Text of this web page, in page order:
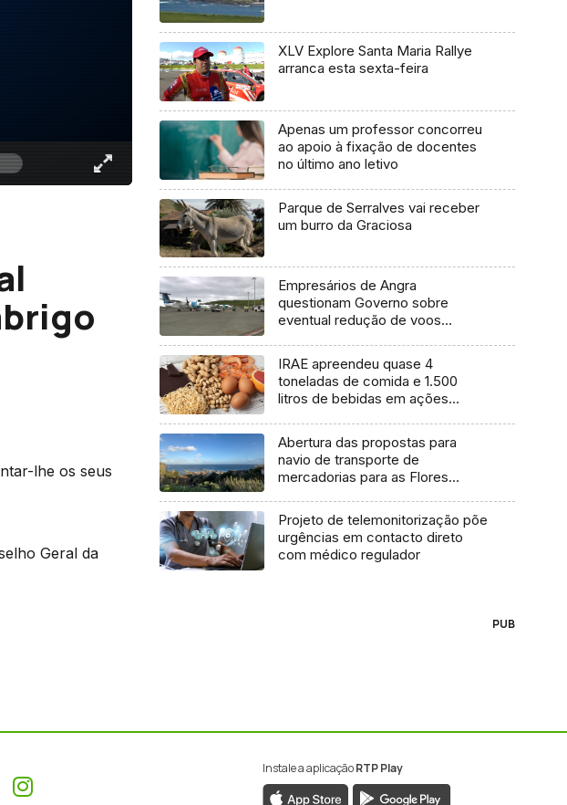
lhe os seus
Geral da
XLV Explore Santa Maria Rallye
arranca esta sexta-feira
Apenas um professor concorreu
ao apoio à fixação de docentes
no último ano letivo
Parque de Serralves vai receber
um burro da Graciosa
Empresários de Angra
questionam Governo sobre
eventual redução de voos
IRAE apreendeu quase 4
toneladas de comida e 1.500
litros de bebidas em ações
Abertura das propostas para
navio de transporte de
mercadorias para as Flores
Projeto de telemonitorização põe
urgências em contacto direto
com médico regulador
PUB
Facebook
Instagram
Instale a aplicaçãoRTP Play